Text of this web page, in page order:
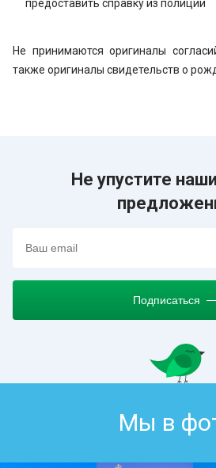
предоставить справку из полиции
Не принимаются оригиналы
также оригиналы свидетельств о
Не упустите
Подписаться
Мы в